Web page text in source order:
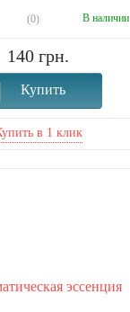
(0) В наличии
140 грн.
Купить